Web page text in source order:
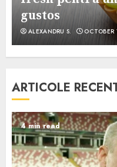
gustos
ALEXANDRU S.
ARTICOLE
4 min read